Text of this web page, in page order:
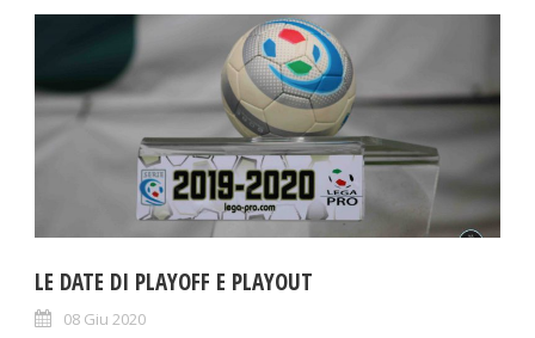
LE DATE DI PLAYOFF E PLAYOUT
08 Giu 2020